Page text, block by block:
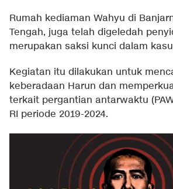
Rumah kediaman Wahyu di
Tengah, juga telah digeledah
merupakan saksi kunci dalam
Kegiatan itu dilakukan untuk
keberadaan Harun dan
terkait pergantian antarwaktu
RI periode 2019-2024.